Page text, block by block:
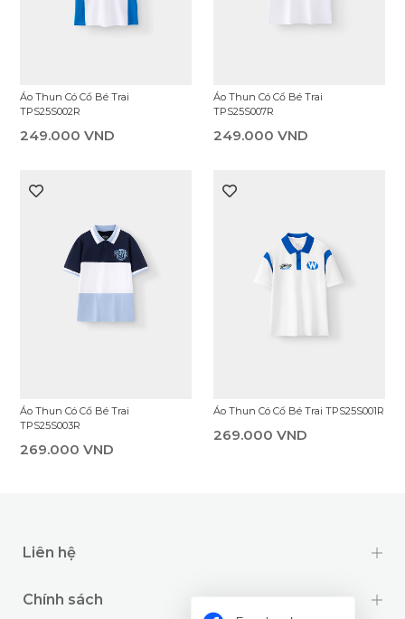
Áo Thun Có Cổ Bé Trai
TPS25S002R
249.000 VND
Áo Thun Có Cổ Bé Trai
TPS25S007R
249.000 VND
Áo Thun Có Cổ Bé Trai
TPS25S003R
269.000 VND
Áo Thun Có Cổ Bé Trai TPS25S001R
269.000 VND
Liên hệ
Chính sách